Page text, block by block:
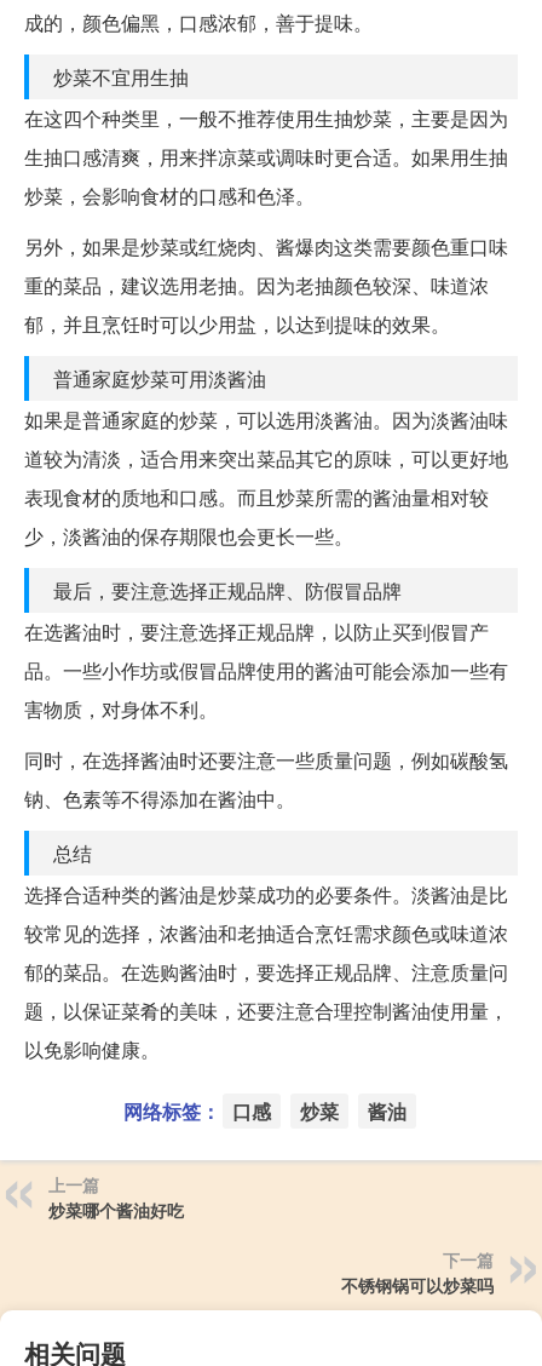
成的，颜色偏黑，口感浓郁，善于提味。
炒菜不宜用生抽
在这四个种类里，一般不推荐使用生抽炒菜，主要是因为
生抽口感清爽，用来拌凉菜或调味时更合适。如果用生抽
炒菜，会影响食材的口感和色泽。
另外，如果是炒菜或红烧肉、酱爆肉这类需要颜色重口味
重的菜品，建议选用老抽。因为老抽颜色较深、味道浓
郁，并且烹饪时可以少用盐，以达到提味的效果。
普通家庭炒菜可用淡酱油
如果是普通家庭的炒菜，可以选用淡酱油。因为淡酱油味
道较为清淡，适合用来突出菜品其它的原味，可以更好地
表现食材的质地和口感。而且炒菜所需的酱油量相对较
少，淡酱油的保存期限也会更长一些。
最后，要注意选择正规品牌、防假冒品牌
在选酱油时，要注意选择正规品牌，以防止买到假冒产
品。一些小作坊或假冒品牌使用的酱油可能会添加一些有
害物质，对身体不利。
同时，在选择酱油时还要注意一些质量问题，例如碳酸氢
钠、色素等不得添加在酱油中。
总结
选择合适种类的酱油是炒菜成功的必要条件。淡酱油是比
较常见的选择，浓酱油和老抽适合烹饪需求颜色或味道浓
郁的菜品。在选购酱油时，要选择正规品牌、注意质量问
题，以保证菜肴的美味，还要注意合理控制酱油使用量，
以免影响健康。
网络标签： 口感 炒菜 酱油
上一篇
炒菜哪个酱油好吃
下一篇
不锈钢锅可以炒菜吗
相关问题